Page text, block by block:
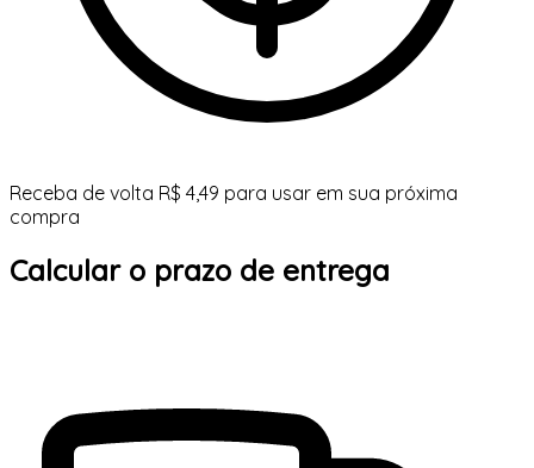
Receba de volta R$ 4,49 para usar em sua próxima
compra
Calcular o prazo de entrega